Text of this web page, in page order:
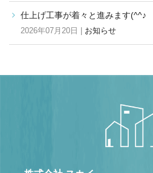
仕上げ工事が着々と進みます(^^♪
2026年07月20日 | お知らせ